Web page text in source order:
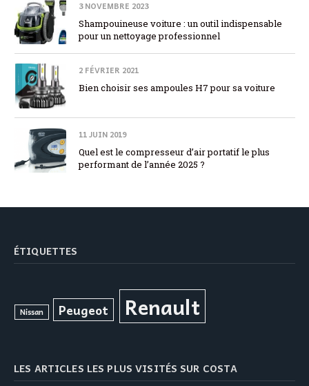
3 NOVEMBRE 2023
Shampouineuse voiture : un outil indispensable
pour un nettoyage professionnel
2 FÉVRIER 2021
Bien choisir ses ampoules H7 pour sa voiture
11 JUIN 2019
Quel est le compresseur d’air portatif le plus
performant de l’année 2025 ?
ÉTIQUETTES
Nissan Peugeot Renault
LES ARTICLES LES PLUS VISITÉS SUR COSTA